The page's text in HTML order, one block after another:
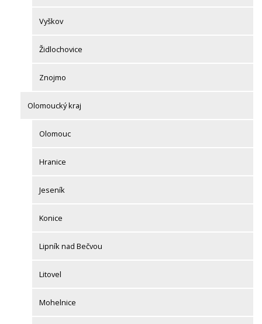
Vyškov
Židlochovice
Znojmo
Olomoucký kraj
Olomouc
Hranice
Jeseník
Konice
Lipník nad Bečvou
Litovel
Mohelnice